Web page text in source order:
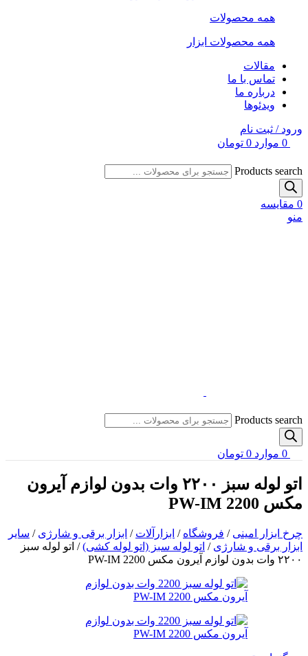
همه محصولات
همه محصولات ابزار
مقالات
تماس با ما
درباره ما
ویدئوها
ورود / ثبت نام
0 موارد 0 تومان
Products search
0 مقایسه
منو
Products search
0 موارد 0 تومان
اتو لوله سبز ۲۲۰۰ وات بدون لوازم آیرون
مکس PW-IM 2200
چرخ ابزار امینی / فروشگاه / ابزارآلات / ابزار برقی و شارژی / سایر
ابزار برقی و شارژی / اتو لوله سبز (اتو لوله کشی)/ اتو لوله سبز
۲۲۰۰ وات بدون لوازم آیرون مکس PW-IM 2200